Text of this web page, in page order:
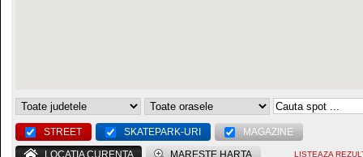
STREET SKATEPARK-URI
MAGAZINE
LOCATIA CURENTA
MARESTE HARTA LISTEAZA